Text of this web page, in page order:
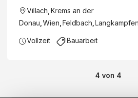
Villach Krems an der
Donau Wien Feldbach Langkampfen
Vollzeit Bauarbeit
4 von 4